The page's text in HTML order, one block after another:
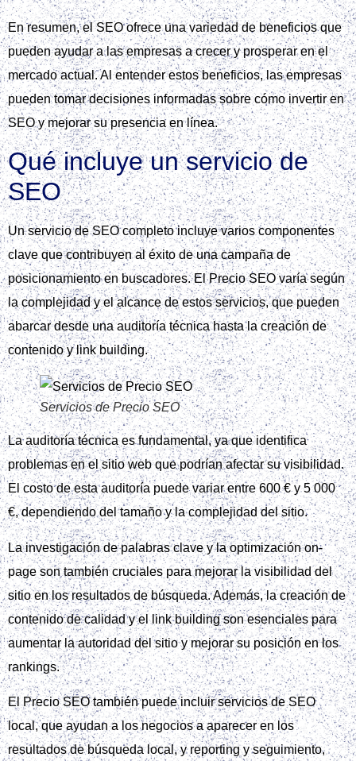
En resumen, el SEO ofrece una variedad de beneficios que
pueden ayudar a las empresas a crecer y prosperar en el
mercado actual. Al entender estos beneficios, las empresas
pueden tomar decisiones informadas sobre cómo invertir en
SEO y mejorar su presencia en línea.
Qué incluye un servicio de
SEO
Un servicio de SEO completo incluye varios componentes
clave que contribuyen al éxito de una campaña de
posicionamiento en buscadores. El Precio SEO varía según
la complejidad y el alcance de estos servicios, que pueden
abarcar desde una auditoría técnica hasta la creación de
contenido y link building.
Servicios de Precio SEO
La auditoría técnica es fundamental, ya que identifica
problemas en el sitio web que podrían afectar su visibilidad.
El costo de esta auditoría puede variar entre 600 € y 5 000
€, dependiendo del tamaño y la complejidad del sitio.
La investigación de palabras clave y la optimización on-
page son también cruciales para mejorar la visibilidad del
sitio en los resultados de búsqueda. Además, la creación de
contenido de calidad y el link building son esenciales para
aumentar la autoridad del sitio y mejorar su posición en los
rankings.
El Precio SEO también puede incluir servicios de SEO
local, que ayudan a los negocios a aparecer en los
resultados de búsqueda local, y reporting y seguimiento,